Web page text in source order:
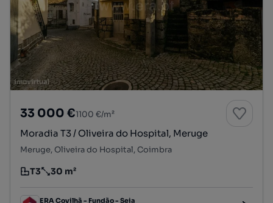
33 000 €1100 €/m²
Moradia T3 / Oliveira do Hospital, Meruge
Meruge, Oliveira do Hospital, Coimbra
Tipologia
T3
Preço por metro quadrado
30 m²
ERA Covilhã - Fundão - Seia